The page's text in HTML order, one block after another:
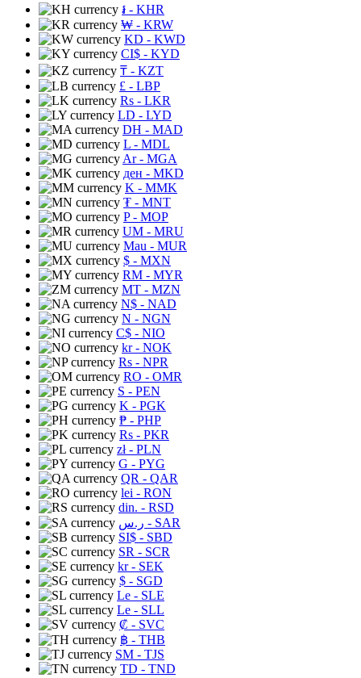
៛ - KHR
₩ - KRW
KD - KWD
CI$ - KYD
₸ - KZT
£ - LBP
Rs - LKR
LD - LYD
DH - MAD
L - MDL
Ar- MGA
ден - MKD
K - MMK
₮ - MNT
P- MOP
UM - MRU
Mau - MUR
$ - MXN
RM - MYR
MT - MZN
N$ - NAD
N - NGN
C$ - NIO
kr- NOK
Rs - NPR
RO - OMR
S - PEN
K - PGK
₱ - PHP
Rs - PKR
zł- PLN
G - PYG
QR - QAR
lei - RON
din. - RSD
ر.س - SAR
SI$ - SBD
SR - SCR
kr- SEK
$ - SGD
Le - SLE
Le - SLL
₡ - SVC
฿ - THB
ЅМ - TJS
TD - TND